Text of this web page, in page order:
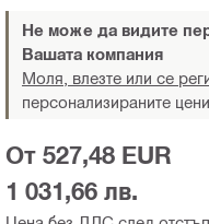
Не може да видите
Вашата компания
Моля, влезте или се
персонализираните
От 527,48 EUR
1 031,66 лв.